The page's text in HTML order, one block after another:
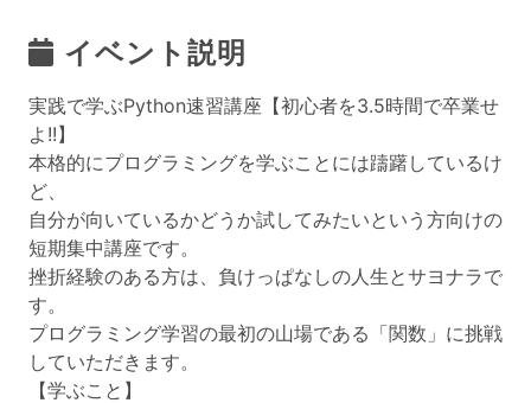
イベント説明
実践で学ぶPython速習講座【初心者を3.5時間で卒業せ
よ!!】
本格的にプログラミングを学ぶことには躊躇しているけ
ど、
自分が向いているかどうか試してみたいという方向けの
短期集中講座です。
挫折経験のある方は、負けっぱなしの人生とサヨナラで
す。
プログラミング学習の最初の山場である「関数」に挑戦
していただきます。
【学ぶこと】